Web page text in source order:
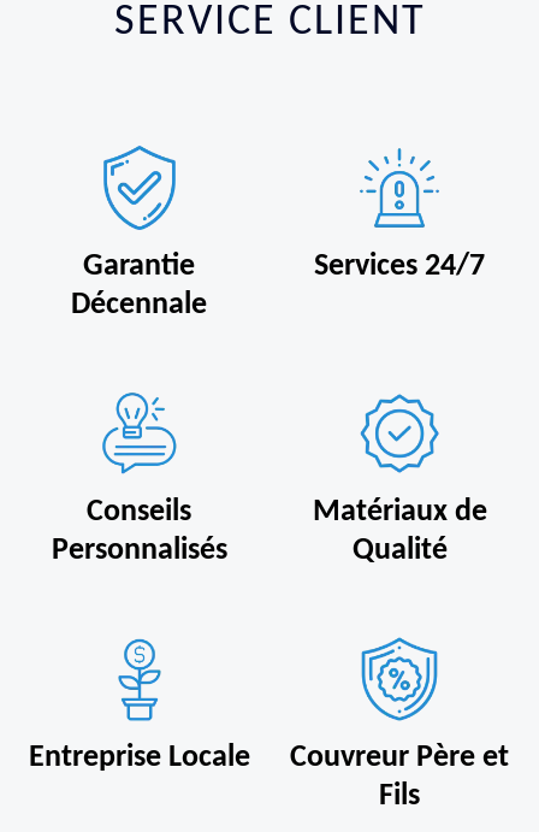
SERVICE CLIENT
Garantie
Décennale
Services 24/7
Conseils
Personnalisés
Matériaux de
Qualité
Entreprise Locale
Couvreur Père et
Fils